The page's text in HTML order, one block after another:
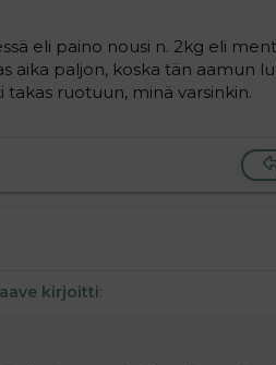
eli paino nousi n. 2kg eli
aika paljon, koska tän aamun
ruotuun, minä varsinkin.
kirjoitti: